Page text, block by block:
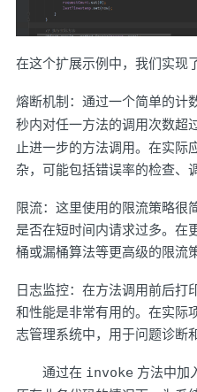
在这个扩展示例中，我们实现了
熔断机制：通过一个简单的计
秒内对任一方法的调用次数超
止进一步的方法调用。在实际
杂，可能包括错误率的检查、
限流：这里使用的限流策略很
是否在短时间内请求过多。在
桶或漏桶算法等更高级的限流
日志监控：在方法调用前后打
和性能是非常有用的。在实际
志管理系统中，用于问题诊断
通过在 invoke 方法中加